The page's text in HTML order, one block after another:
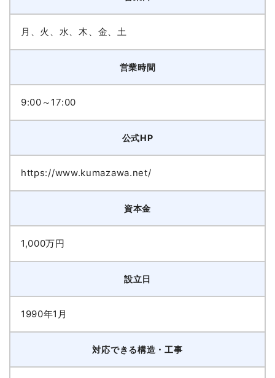
月、火、水、木、金、土
営業時間
9:00～17:00
公式HP
https://www.kumazawa.net/
資本金
1,000万円
設立日
1990年1月
対応できる構造・工事